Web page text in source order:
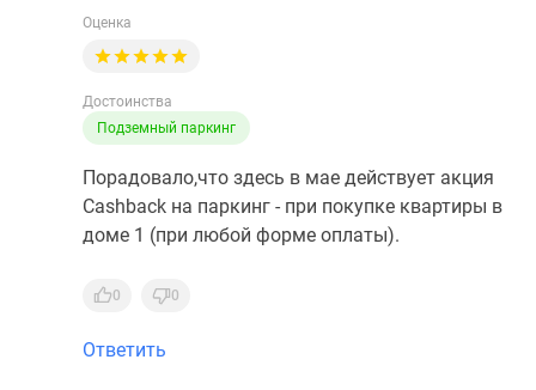
Оценка
Достоинства
Подземный паркинг
Порадовало,что здесь в мае действует акция
Cashback на паркинг - при покупке квартиры в
доме 1 (при любой форме оплаты).
0 0
Ответить